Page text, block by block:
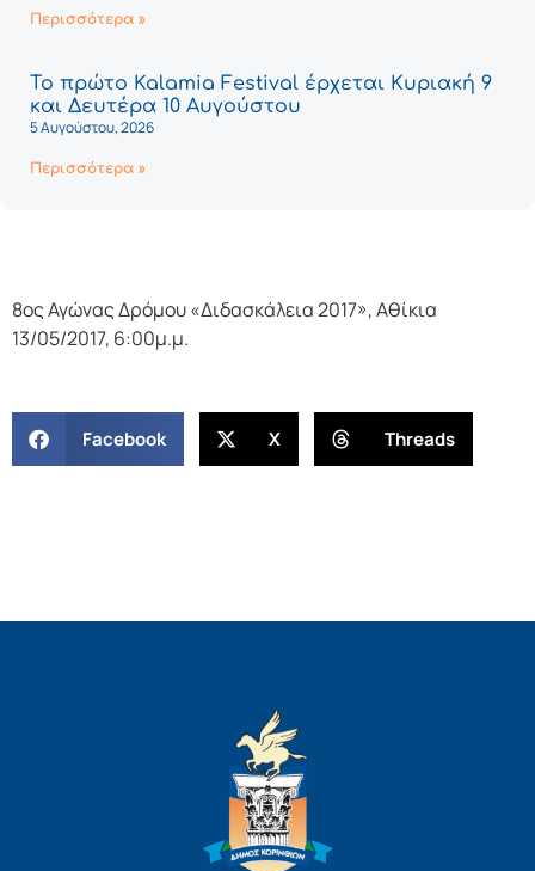
Περισσότερα »
Το πρώτο Kalamia Festival έρχεται Κυριακή 9
και Δευτέρα 10 Αυγούστου
5 Αυγούστου, 2026
Περισσότερα »
8ος Αγώνας Δρόμου «Διδασκάλεια 2017», Αθίκια
13/05/2017, 6:00μ.μ.
Facebook X Threads